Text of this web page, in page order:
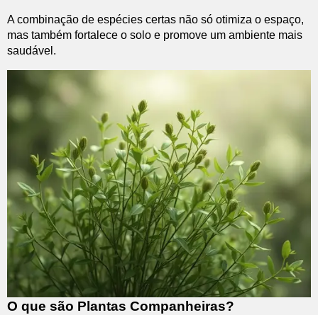
A combinação de espécies certas não só otimiza o espaço,
mas também fortalece o solo e promove um ambiente mais
saudável.
O que são Plantas Companheiras?